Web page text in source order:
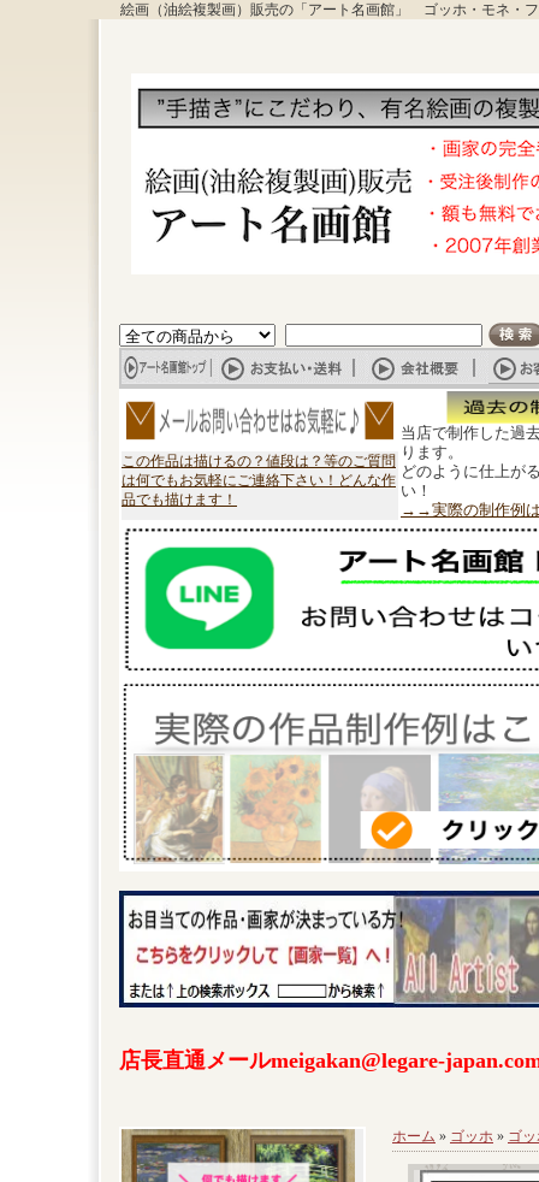
絵画（油絵複製画）販売の「アート名画館」 ゴッホ・モネ・
この作品は描けるの？値段は？等のご質問
は何でもお気軽にご連絡下さい！どんな作
品でも描けます！
当店で制作した過
ります。
どのように仕上が
い！
→→実際の制作例
店長直通メールmeigakan@legare-
ホーム » ゴッホ » ゴ